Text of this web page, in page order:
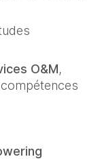
O&M,